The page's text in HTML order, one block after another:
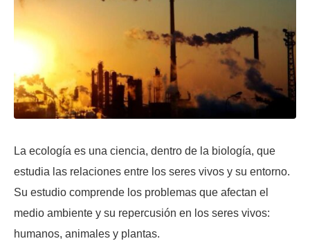
La ecología es una ciencia, dentro de la biología, que
estudia las relaciones entre los seres vivos y su entorno.
Su estudio comprende los problemas que afectan el
medio ambiente y su repercusión en los seres vivos:
humanos, animales y plantas.